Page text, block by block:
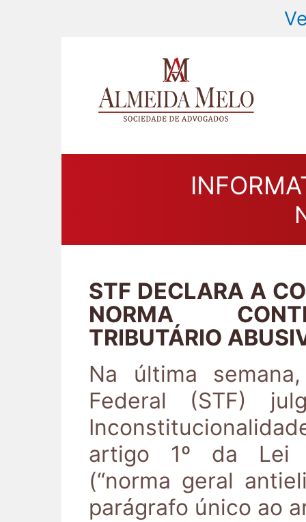
STF DECLARA A
NORMA
TRIBUTÁRIO
Na última
Federal (STF)
artigo 1º da Lei
(“norma geral
parágrafo único ao